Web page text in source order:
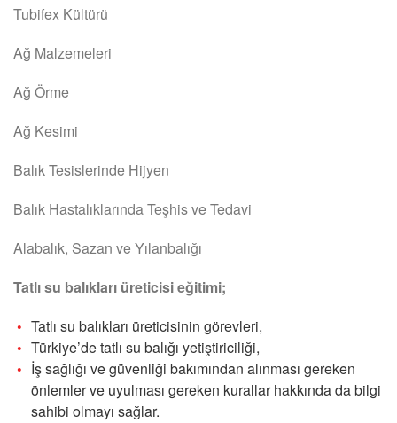
Tubifex Kültürü
Ağ Malzemeleri
Ağ Örme
Ağ Kesimi
Balık Tesislerinde Hijyen
Balık Hastalıklarında Teşhis ve Tedavi
Alabalık, Sazan ve Yılanbalığı
Tatlı su balıkları üreticisi eğitimi;
Tatlı su balıkları üreticisinin görevleri,
Türkiye’de tatlı su balığı yetiştiriciliği,
İş sağlığı ve güvenliği bakımından alınması gereken
önlemler ve uyulması gereken kurallar hakkında da bilgi
sahibi olmayı sağlar.